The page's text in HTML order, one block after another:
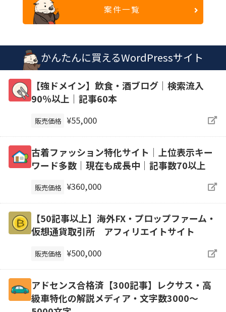
案件一覧
かんたんに買えるWordPressサイト
【強ドメイン】飲食・酒ブログ｜検索流入
90％以上｜記事60本
販売価格 ¥55,000
古着ファッション特化サイト│上位表示キー
ワード多数│現在も成長中│記事数70以上
販売価格 ¥360,000
【50記事以上】海外FX・プロップファーム・
仮想通貨取引所 アフィリエイトサイト
販売価格 ¥500,000
アドセンス合格済【300記事】レクサス・高
級車特化の解説メディア・文字数3000～